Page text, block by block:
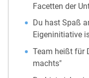
Facetten der
Du hast Spaß
Eigeninitiative
Team heißt für
machts"